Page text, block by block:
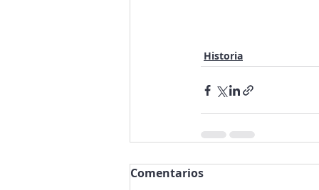
Historia
Comentarios